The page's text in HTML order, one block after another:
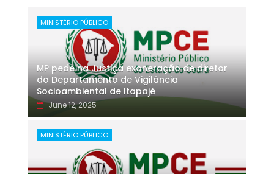
MINISTÉRIO PÚBLICO
MP pede na Justiça exoneração de diretor
do Departamento de Vigilância
Socioambiental de Itapajé
June 12, 2025
MINISTÉRIO PÚBLICO